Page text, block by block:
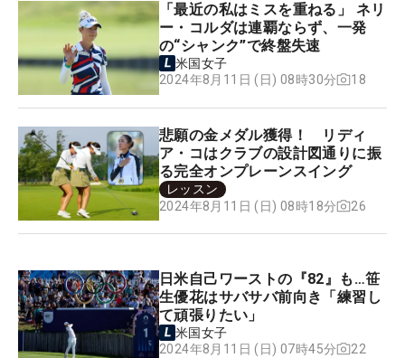
「最近の私はミスを重ねる」 ネリ
ー・コルダは連覇ならず、一発
の“シャンク”で終盤失速
米国女子
2024年8月11日 (日) 08時30分
18
悲願の金メダル獲得！ リディ
ア・コはクラブの設計図通りに振
る完全オンプレーンスイング
レッスン
2024年8月11日 (日) 08時18分
26
日米自己ワーストの『82』も…笹
生優花はサバサバ前向き「練習し
て頑張りたい」
米国女子
2024年8月11日 (日) 07時45分
22